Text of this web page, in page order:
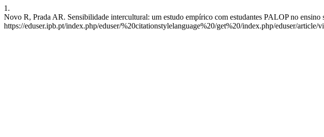
1.
Novo R, Prada AR. Sensibilidade intercultural: um estudo empírico com estudantes PALOP no
https://eduser.ipb.pt/index.php/eduser/%20citationstylelanguage%20/get%20/index.php/eduser/article/